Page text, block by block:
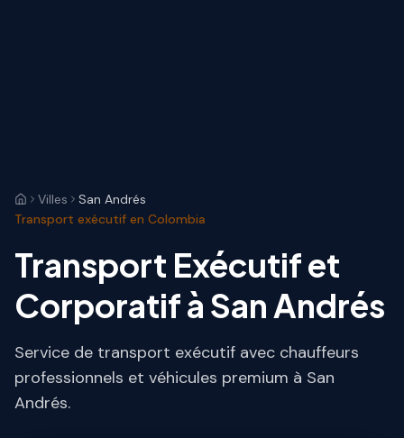
Villes
San Andrés
Transport exécutif en Colombia
Transport Exécutif et
Corporatif à San Andrés
Service de transport exécutif avec chauffeurs
professionnels et véhicules premium à San
Andrés.